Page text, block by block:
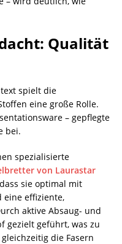
Qualität
spielt die
eine große Rolle.
– gepflegte
bei.
spezialisierte
von Laurastar
sie optimal mit
eine effiziente,
aktive Absaug- und
gezielt geführt, was zu
die Fasern